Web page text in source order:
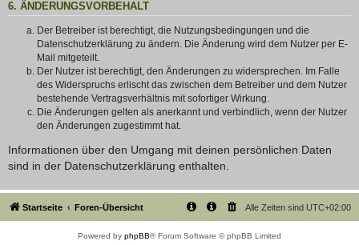
6. ÄNDERUNGSVORBEHALT
Der Betreiber ist berechtigt, die Nutzungsbedingungen und die
Datenschutzerklärung zu ändern. Die Änderung wird dem Nutzer per E-
Mail mitgeteilt.
Der Nutzer ist berechtigt, den Änderungen zu widersprechen. Im Falle
des Widerspruchs erlischt das zwischen dem Betreiber und dem Nutzer
bestehende Vertragsverhältnis mit sofortiger Wirkung.
Die Änderungen gelten als anerkannt und verbindlich, wenn der Nutzer
den Änderungen zugestimmt hat.
Informationen über den Umgang mit deinen persönlichen Daten
sind in der Datenschutzerklärung enthalten.
Startseite Foren-Übersicht Alle Zeiten sind UTC+02:00
Powered by phpBB® Forum Software © phpBB Limited